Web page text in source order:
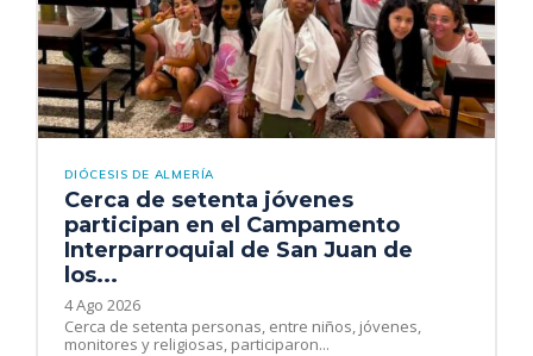
DIÓCESIS DE ALMERÍA
Cerca de setenta jóvenes
participan en el Campamento
Interparroquial de San Juan de
los...
4 Ago 2026
Cerca de setenta personas, entre niños, jóvenes,
monitores y religiosas, participaron...